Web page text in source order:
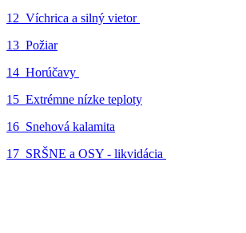
12_Víchrica a silný vietor
13_Požiar
14_Horúčavy
15_Extrémne nízke teploty
16_Snehová kalamita
17_SRŠNE a OSY - likvidácia